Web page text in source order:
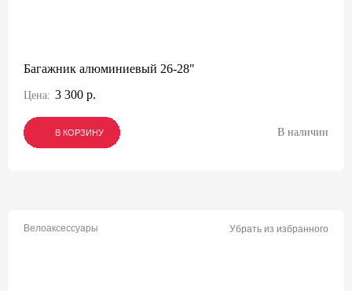
Багажник алюминиевый 26-28"
Цена: 3 300 р.
В КОРЗИНУ
В КОРЗИНУ
В КОРЗИНУ В наличии
Велоаксессуары Убрать из избранного